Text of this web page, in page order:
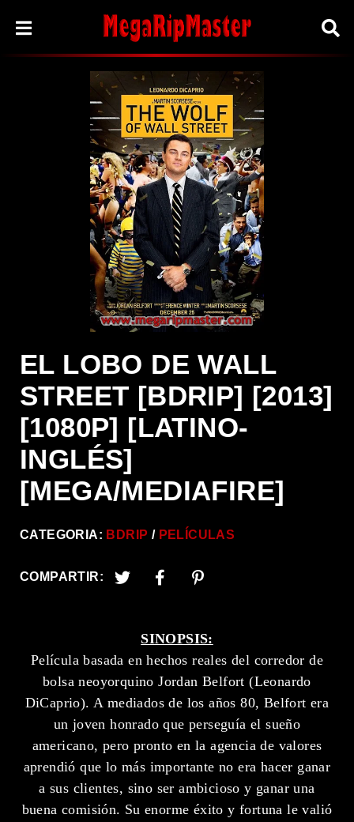
EL LOBO DE WALL
STREET [BDRIP] [2013]
[1080P] [LATINO-
INGLÉS]
[MEGA/MEDIAFIRE]
CATEGORIA: BDRIP PELÍCULAS
COMPARTIR:
SINOPSIS:
Película basada en hechos reales del corredor de
bolsa neoyorquino Jordan Belfort (Leonardo
DiCaprio). A mediados de los años 80, Belfort era
un joven honrado que perseguía el sueño
americano, pero pronto en la agencia de valores
aprendió que lo más importante no era hacer ganar
a sus clientes, sino ser ambicioso y ganar una
buena comisión. Su enorme éxito y fortuna le valió